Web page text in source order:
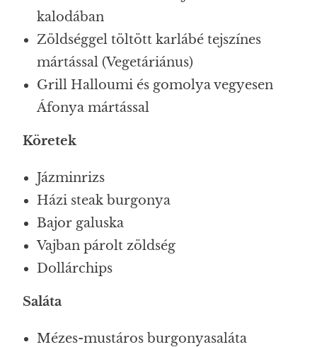
kalodában
Zöldséggel töltött karlábé tejszínes
mártással (Vegetáriánus)
Grill Halloumi és gomolya vegyesen
Áfonya mártással
Köretek
Jázminrizs
Házi steak burgonya
Bajor galuska
Vajban párolt zöldség
Dollárchips
Saláta
Mézes-mustáros burgonyasaláta